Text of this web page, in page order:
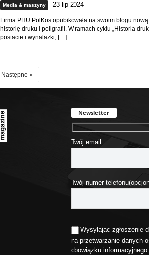
Media & maszyny 23 lip 2024
Firma PHU PolKos opubikowała na swoim blogu
historię druku i poligrafii. W ramach cyklu „Historia
postacie i wynalazki, […]
Następne »
Newsletter
Twój email
Twój numer
Wysyłając zgłoszenie
na przetwarzanie danych
obowiązku